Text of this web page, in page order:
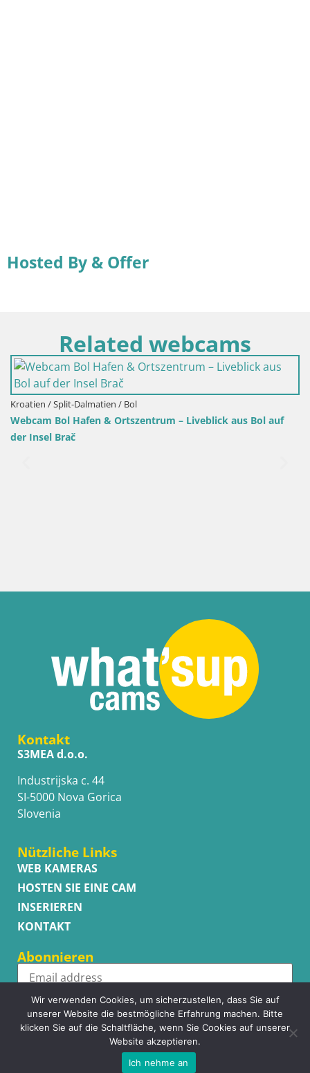
Hosted By & Offer
Related webcams
Dalmatien / Bol
Hafen & Ortszentrum – Liveblick aus Bol auf
Kontakt
S3MEA d.o.o.
Industrijska c. 44
SI-5000 Nova Gorica
Slovenia
Nützliche Links
WEB KAMERAS
HOSTEN SIE EINE CAM
INSERIEREN
KONTAKT
Abonnieren
Subscribe
Copyright © WhatsupCams 2016 - 2026. All right reserved.
Wir verwenden Cookies, um sicherzustellen, dass Sie auf
unserer Website die bestmögliche Erfahrung machen. Bitte
klicken Sie auf die Schaltfläche, wenn Sie Cookies auf unserer
Website akzeptieren.
Ich nehme an